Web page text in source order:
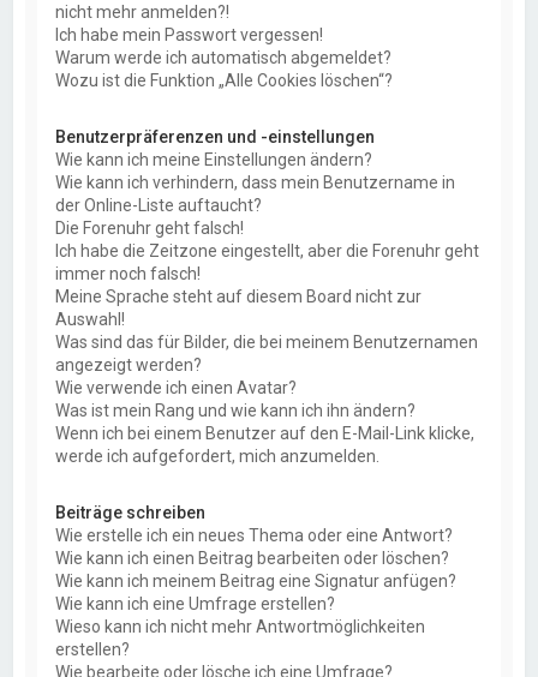
nicht mehr anmelden?!
Ich habe mein Passwort vergessen!
Warum werde ich automatisch abgemeldet?
Wozu ist die Funktion „Alle Cookies löschen“?
Benutzerpräferenzen und -einstellungen
Wie kann ich meine Einstellungen ändern?
Wie kann ich verhindern, dass mein Benutzername in
der Online-Liste auftaucht?
Die Forenuhr geht falsch!
Ich habe die Zeitzone eingestellt, aber die Forenuhr geht
immer noch falsch!
Meine Sprache steht auf diesem Board nicht zur
Auswahl!
Was sind das für Bilder, die bei meinem Benutzernamen
angezeigt werden?
Wie verwende ich einen Avatar?
Was ist mein Rang und wie kann ich ihn ändern?
Wenn ich bei einem Benutzer auf den E-Mail-Link klicke,
werde ich aufgefordert, mich anzumelden.
Beiträge schreiben
Wie erstelle ich ein neues Thema oder eine Antwort?
Wie kann ich einen Beitrag bearbeiten oder löschen?
Wie kann ich meinem Beitrag eine Signatur anfügen?
Wie kann ich eine Umfrage erstellen?
Wieso kann ich nicht mehr Antwortmöglichkeiten
erstellen?
Wie bearbeite oder lösche ich eine Umfrage?